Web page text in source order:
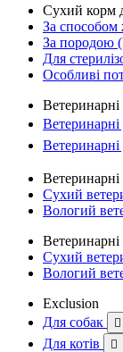
Сухий корм
За способом
За породою
Для
Особливі
Ветеринарні
Ветеринарні
Ветеринарні
Ветеринарні
Сухий
Вологий
Ветеринарні
Сухий
Вологий
Exclusion
Для собак

Для котів 